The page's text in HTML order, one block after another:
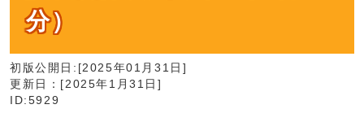
分）
初版公開日:[2025年01月31日]
更新日：[2025年1月31日]
ID:5929